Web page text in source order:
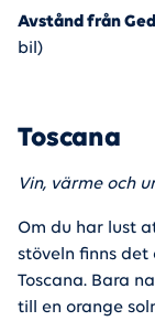
Avstånd från
bil)
Toscana
Vin, värme och
Om du har lust
stöveln finns det
Toscana. Bara
till en orange